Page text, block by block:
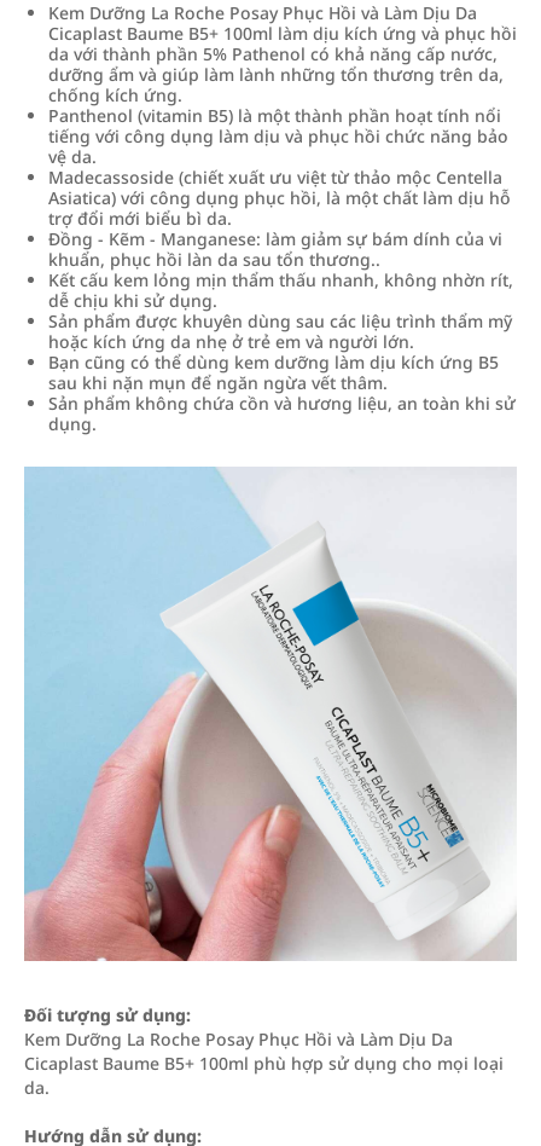
Kem Dưỡng La Roche Posay Phục Hồi và Làm Dịu Da
Cicaplast Baume B5+ 100ml làm dịu kích ứng và phục hồi
da với thành phần 5% Pathenol có khả năng cấp nước,
dưỡng ẩm và giúp làm lành những tổn thương trên da,
chống kích ứng.
Panthenol (vitamin B5) là một thành phần hoạt tính nổi
tiếng với công dụng làm dịu và phục hồi chức năng bảo
vệ da.
Madecassoside (chiết xuất ưu việt từ thảo mộc Centella
Asiatica) với công dụng phục hồi, là một chất làm dịu hỗ
trợ đổi mới biểu bì da.
Đồng - Kẽm - Manganese: làm giảm sự bám dính của vi
khuẩn, phục hồi làn da sau tổn thương..
Kết cấu kem lỏng mịn thẩm thấu nhanh, không nhờn rít,
dễ chịu khi sử dụng.
Sản phẩm được khuyên dùng sau các liệu trình thẩm mỹ
hoặc kích ứng da nhẹ ở trẻ em và người lớn.
Bạn cũng có thể dùng kem dưỡng làm dịu kích ứng B5
sau khi nặn mụn để ngăn ngừa vết thâm.
Sản phẩm không chứa cồn và hương liệu, an toàn khi sử
dụng.
Đối tượng sử dụng:
Kem Dưỡng La Roche Posay Phục Hồi và Làm Dịu Da
Cicaplast Baume B5+ 100ml phù hợp sử dụng cho mọi loại
da.
Hướng dẫn sử dụng: